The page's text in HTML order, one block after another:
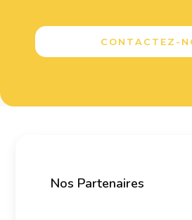
CONTACTEZ-
Nos Partenaires